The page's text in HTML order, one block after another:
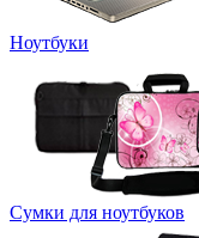
Ноутбуки
Сумки для ноутбуков